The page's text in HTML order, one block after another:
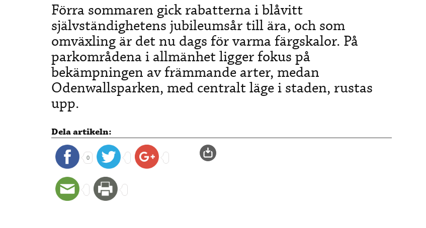
Förra sommaren gick rabatterna i blåvitt
självständighetens jubileumsår till ära, och som
omväxling är det nu dags för varma färgskalor. På
parkområdena i allmänhet ligger fokus på
bekämpningen av främmande arter, medan
Odenwallsparken, med centralt läge i staden, rustas
upp.
Dela artikeln:
0